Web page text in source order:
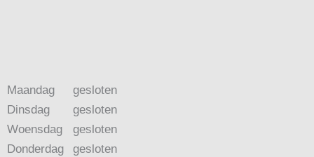
Maandag
Dinsdag
Woensdag
Donderdag
gesloten
gesloten
gesloten
gesloten